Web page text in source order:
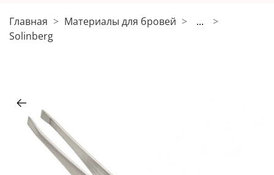
Главная Материалы для бровей
...
Solinberg